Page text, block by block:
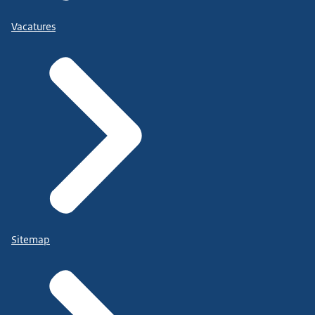
Vacatures
Sitemap